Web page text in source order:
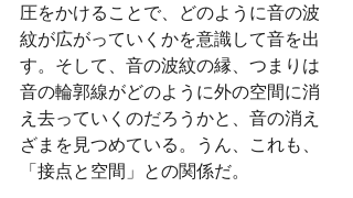
圧をかけることで、どのように音の波
紋が広がっていくかを意識して音を出
す。そして、音の波紋の縁、つまりは
音の輪郭線がどのように外の空間に消
え去っていくのだろうかと、音の消え
ざまを見つめている。うん、これも、
「接点と空間」との関係だ。